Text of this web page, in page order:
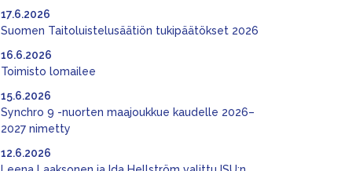
Suomen Taitoluistelusäätiön tukipäätökset 2026
17.6.2026
Toimisto lomailee
16.6.2026
Synchro 9 -nuorten maajoukkue kaudelle 2026–
2027 nimetty
15.6.2026
12.6.2026